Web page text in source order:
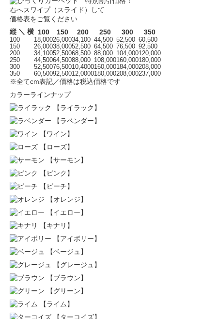
右へスワイプ（スライド）して
価格表をご覧ください
縦 ＼ 横 100 150 200 250 300 350
100 18,00026,00034,100 44,500 52,500 60,500
150
26,00038,00052,500 64,500 76,500 92,500
200
34,10052,50068,500 88,000 104,000120,000
250
44,50064,50088,000 108,000160,000180,000
300
52,50076,50010,4000160,000184,000208,000
350
60,50092,50012,0000180,000208,000237,000
※全てcm表記／価格は税込価格です
カラーラインナップ
【ライラック】
【ラベンダー】
【ワイン】
【ローズ】
【サーモン】
【ピンク】
【ピーチ】
【オレンジ】
【イエロー】
【キナリ】
【アイボリー】
【ベージュ】
【グレージュ】
【ブラウン】
【グリーン】
【ライム】
【ターコイズ】